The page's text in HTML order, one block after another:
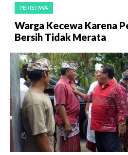
PERISTIWA
Warga Kecewa Karena
Bersih Tidak Merata